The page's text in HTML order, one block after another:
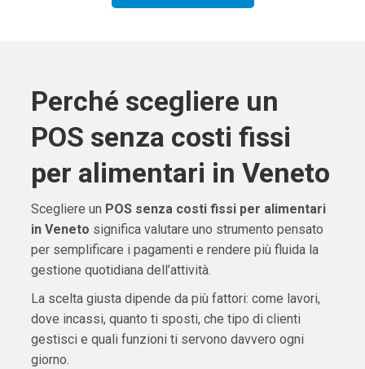
Perché scegliere un
POS senza costi fissi
per alimentari in Veneto
Scegliere un POS senza costi fissi per alimentari
in Veneto significa valutare uno strumento pensato
per semplificare i pagamenti e rendere più fluida la
gestione quotidiana dell’attività.
La scelta giusta dipende da più fattori: come lavori,
dove incassi, quanto ti sposti, che tipo di clienti
gestisci e quali funzioni ti servono davvero ogni
giorno.